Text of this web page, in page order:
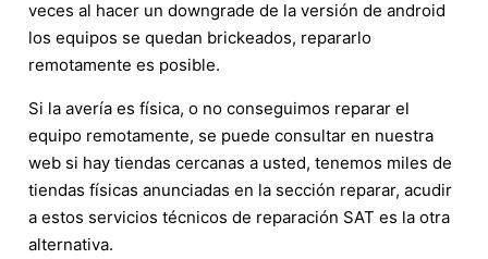
veces al hacer un downgrade de la versión de android
los equipos se quedan brickeados, repararlo
remotamente es posible.
Si la avería es física, o no conseguimos reparar el
equipo remotamente, se puede consultar en nuestra
web si hay tiendas cercanas a usted, tenemos miles de
tiendas físicas anunciadas en la sección reparar, acudir
a estos servicios técnicos de reparación SAT es la otra
alternativa.